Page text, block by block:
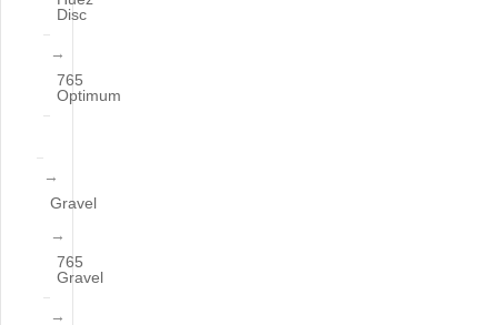
Disc
765
Optimum
Gravel
765
Gravel